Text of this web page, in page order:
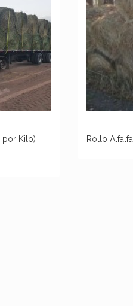
por Kilo) Rollo Alfalfa